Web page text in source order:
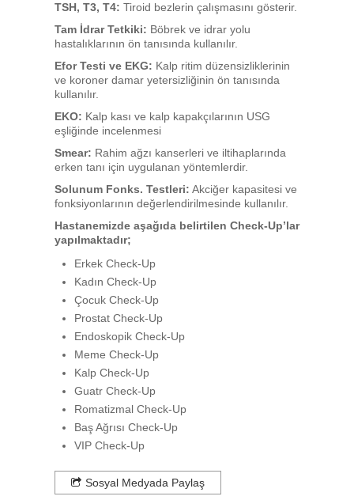
TSH, T3, T4: Tiroid bezlerin çalışmasını gösterir.
Tam İdrar Tetkiki: Böbrek ve idrar yolu
hastalıklarının ön tanısında kullanılır.
Efor Testi ve EKG: Kalp ritim düzensizliklerinin
ve koroner damar yetersizliğinin ön tanısında
kullanılır.
EKO: Kalp kası ve kalp kapakçılarının USG
eşliğinde incelenmesi
Smear: Rahim ağzı kanserleri ve iltihaplarında
erken tanı için uygulanan yöntemlerdir.
Solunum Fonks. Testleri: Akciğer kapasitesi ve
fonksiyonlarının değerlendirilmesinde kullanılır.
Hastanemizde aşağıda belirtilen Check-Up’lar
yapılmaktadır;
Erkek Check-Up
Kadın Check-Up
Çocuk Check-Up
Prostat Check-Up
Endoskopik Check-Up
Meme Check-Up
Kalp Check-Up
Guatr Check-Up
Romatizmal Check-Up
Baş Ağrısı Check-Up
VIP Check-Up
Sosyal Medyada Paylaş